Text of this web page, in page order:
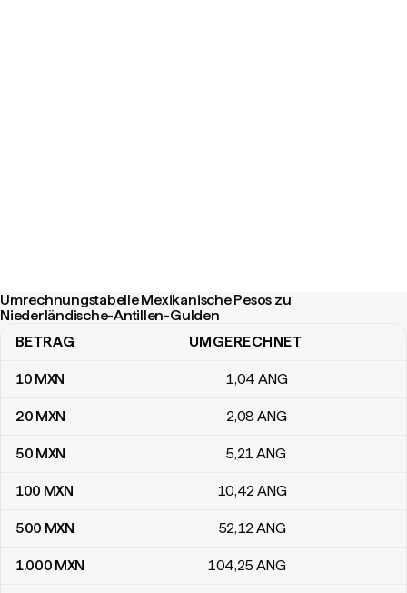
Umrechnungstabelle Mexikanische Pesos zu
Niederländische-Antillen-Gulden
Umrechnungstabelle Mexikanische Pesos zu Niederländische-
BETRAG UMGERECHNET
10 MXN 1,04 ANG
20 MXN 2,08 ANG
50 MXN 5,21 ANG
100 MXN 10,42ANG
500 MXN 52,12ANG
1.000 MXN 104,25 ANG